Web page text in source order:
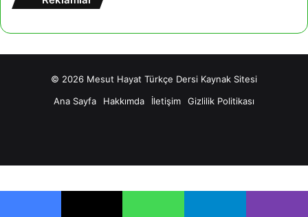
© 2026 Mesut Hayat Türkçe Dersi Kaynak Sitesi
Ana Sayfa
Hakkımda İletişim Gizlilik Politikası